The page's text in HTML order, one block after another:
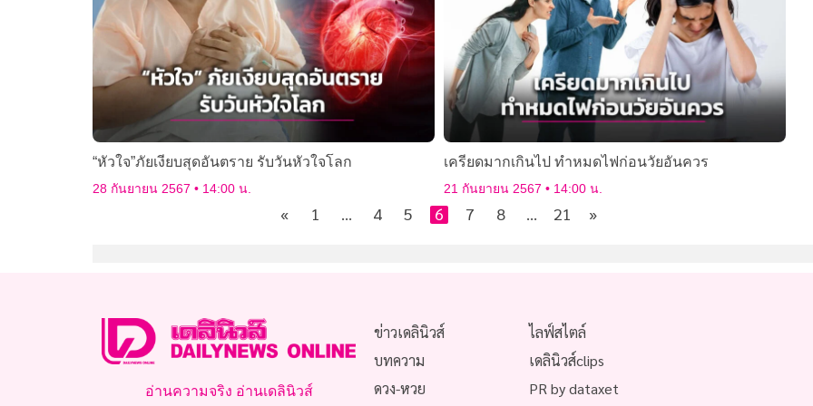
“หัวใจ”ภัยเงียบสุดอันตราย รับวันหัวใจโลก
28 กันยายน 2567 14:00 น.
เครียดมากเกินไป ทำหมดไฟก่อนวัยอันควร
21 กันยายน 2567 14:00 น.
« 1 … 4 5 6 7 8 … 21 »
อ่านความจริง อ่านเดลินิวส์
ข่าวเดลินิวส์
บทความ
ดวง-หวย
ไลฟ์สไตล์
เดลินิวส์clips
PR by dataxet